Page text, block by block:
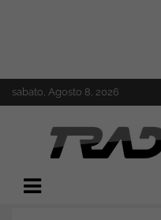
to
sabato, Agosto 8, 2026
Trading.it